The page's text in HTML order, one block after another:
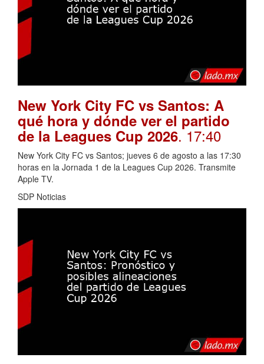
New York City FC vs Santos: A
qué hora y dónde ver el partido
de la Leagues Cup 2026. 17:40
New York City FC vs Santos; jueves 6 de agosto a las 17:30
horas en la Jornada 1 de la Leagues Cup 2026. Transmite
Apple TV.
SDP Noticias